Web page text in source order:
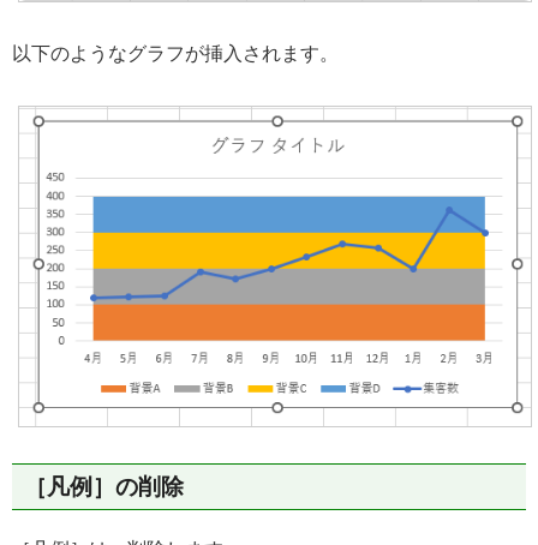
以下のようなグラフが挿入されます。
［凡例］の削除